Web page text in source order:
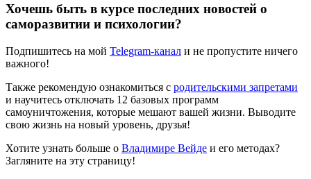
Хочешь быть в курсе последних новостей о
саморазвитии и психологии?
Подпишитесь на мой Telegram-канал и не пропустите ничего
важного!
Также рекомендую ознакомиться с родительскими запретами
и научитесь отключать 12 базовых программ
самоуничтожения, которые мешают вашей жизни. Выводите
свою жизнь на новый уровень, друзья!
Хотите узнать больше о Владимире Вейде и его методах?
Загляните на эту страницу!